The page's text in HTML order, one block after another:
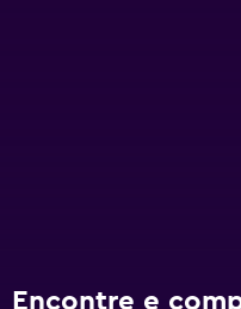
Encontre e